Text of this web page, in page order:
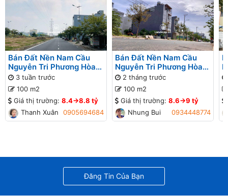
Bán Đất Nền Nam Cầu
Nguyễn Tri Phương Hòa
Xuân đường 29 Tháng 3
B1-31 lô x - Đường thông
3 tuần trước
100 m2
Giá thị trường: 8.4->8.8 tỷ
Thanh Xuân
0905694684
Bán Đất Nền Nam Cầu
Nguyễn Tri Phương Hòa
Xuân đường Lê Quảng Chí
B1-95 lô 6x - Đường
thông
2 tháng trước
100 m2
Giá thị trường: 8.6->9 tỷ
Nhung Bui
0934448774
Đăng Tin Của Bạn